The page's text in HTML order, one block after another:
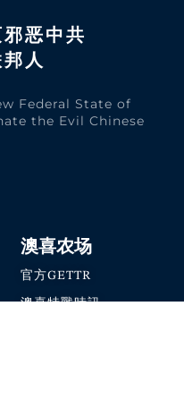
恶中共
人​
Federal State of
the Evil Chinese
澳喜农场
官方GETTR
澳喜特戰時訊